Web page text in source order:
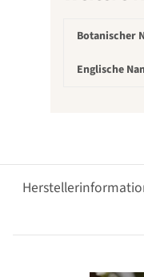
Botanischer
Englische